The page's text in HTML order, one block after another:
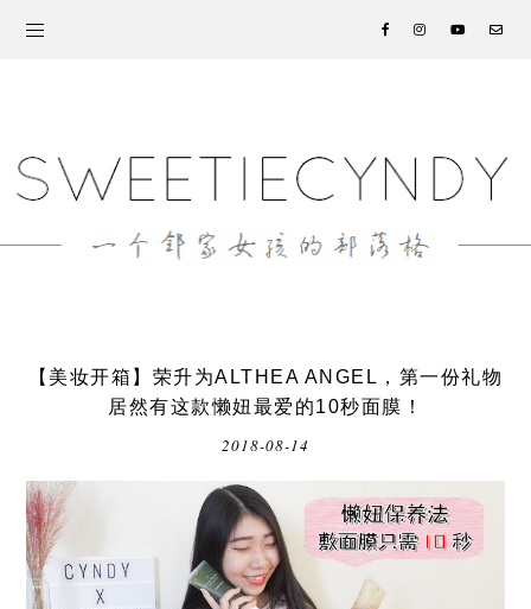
【美妆开箱】荣升为ALTHEA ANGEL，第一份礼物
居然有这款懒妞最爱的10秒面膜！
2018-08-14